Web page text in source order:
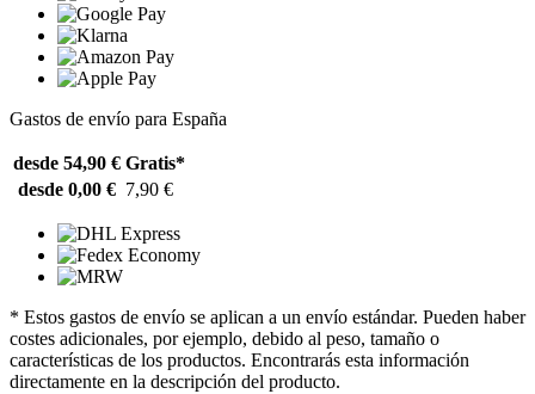
Gastos de envío para España
desde 54,90 € Gratis*
desde 0,00 € 7,90 €
* Estos gastos de envío se aplican a un envío estándar. Pueden haber
costes adicionales, por ejemplo, debido al peso, tamaño o
características de los productos. Encontrarás esta información
directamente en la descripción del producto.